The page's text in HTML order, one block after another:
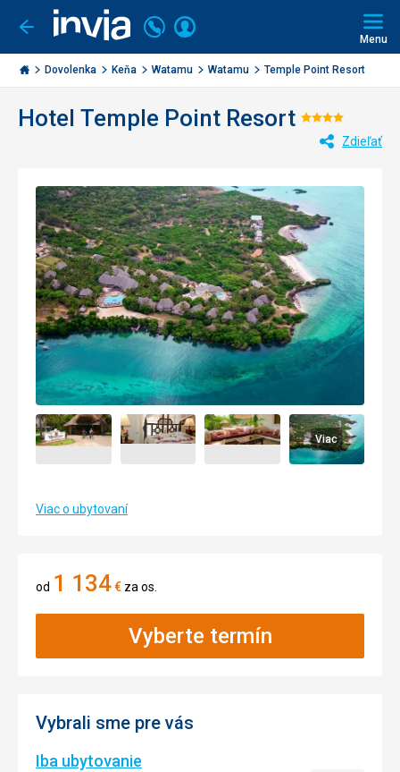
Ísť
späť
Invia.sk
Volajte
+421
2
3221
Prihlásiť
Menu
Dovolenka Keňa Watamu Watamu Temple Point Resort
Hotel Temple Point Resort
4/5
Zdieľať
Viac
Viac o ubytovaní
od 1 134€ za os.
Vyberte termín
Vybrali sme pre vás
Iba ubytovanie